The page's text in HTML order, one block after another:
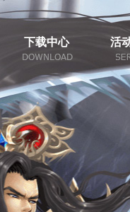
下载中心 活